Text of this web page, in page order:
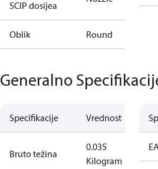
SCIP dosijea
Oblik Round
Generalno
Specifikacije Vrednost
Bruto težina
0.035
Kilogram